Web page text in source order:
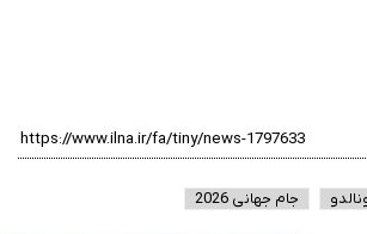
جام جهانی 2026